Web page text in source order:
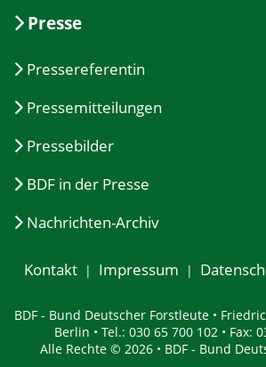
Presse
Pressereferentin
Pressemitteilungen
Pressebilder
BDF in der Presse
Nachrichten-Archiv
Kontakt Impressum
BDF - Bund Deutscher Forstleute •
Berlin • Tel.: 030 65 700 102 • Fax:
Alle Rechte © 2026 • BDF - Bund